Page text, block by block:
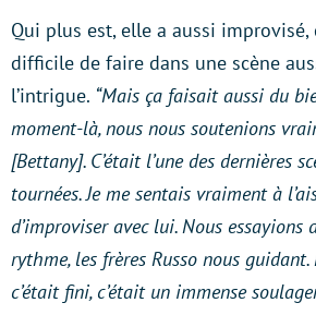
Qui plus est, elle a aussi improvisé,
difficile de faire dans une scène
l’intrigue. “Mais ça faisait aussi du
moment-là, nous nous soutenions
[Bettany]. C’était l’une des dernières
tournées. Je me sentais vraiment à
d’improviser avec lui. Nous essayions
rythme, les frères Russo nous
c’était fini, c’était un immense